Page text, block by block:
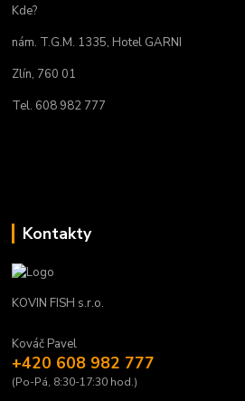
Kde?
nám. T.G.M. 1335, Hotel GARNI
Zlín, 760 01
Tel. 608 982 777
Kontakty
KOVIN FISH s.r.o.
Kováč Pavel
+420 608 982 777
(Po-Pá, 8:30-17:30 hod.)